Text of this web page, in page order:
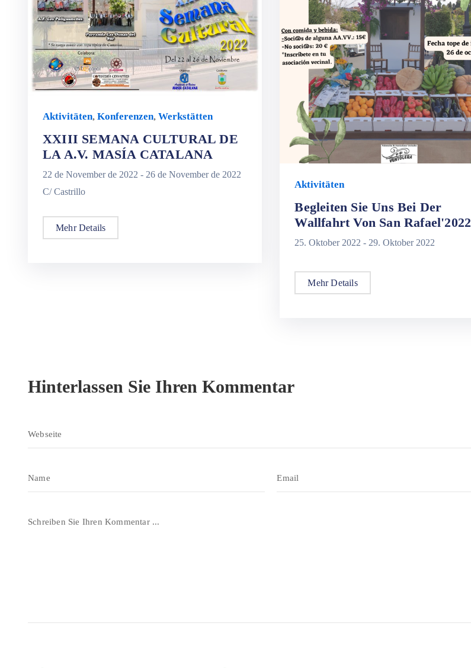
Aktivitäten, Konferenzen, Werkstätten
XXIII SEMANA CULTURAL DE
LA A.V. MASÍA CATALANA
22 de November de 2022 - 26 de November de 2022
C/ Castrillo
Mehr Details
Aktivitäten
Begleiten Sie Uns Bei Der
Wallfahrt Von San Rafael'2022
25. Oktober 2022 - 29. Oktober 2022
Mehr Details
Hinterlassen Sie Ihren Kommentar